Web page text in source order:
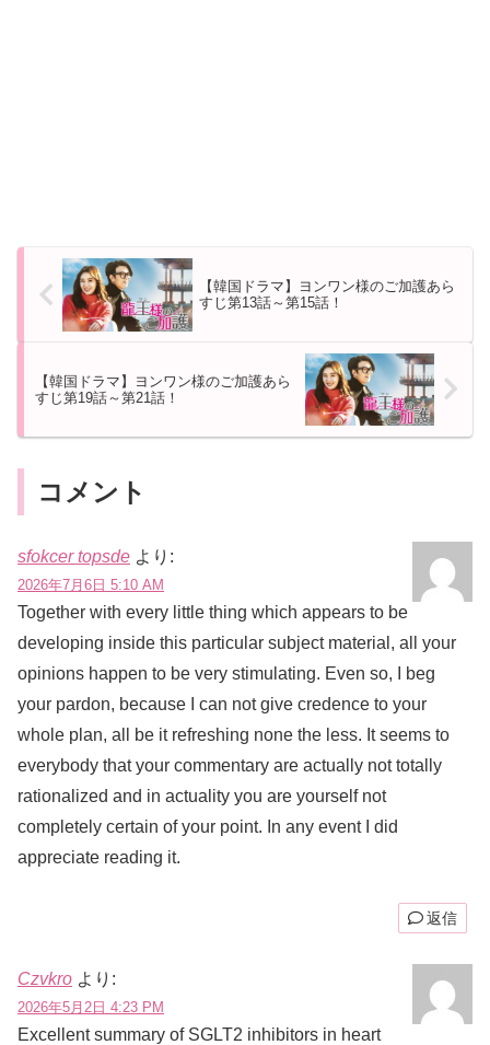
【韓国ドラマ】ヨンワン様のご加護あら
すじ第13話～第15話！
【韓国ドラマ】ヨンワン様のご加護あら
すじ第19話～第21話！
コメント
sfokcer topsde より:
2026年7月6日 5:10 AM
Together with every little thing which appears to be
developing inside this particular subject material, all your
opinions happen to be very stimulating. Even so, I beg
your pardon, because I can not give credence to your
whole plan, all be it refreshing none the less. It seems to
everybody that your commentary are actually not totally
rationalized and in actuality you are yourself not
completely certain of your point. In any event I did
appreciate reading it.
返信
Czvkro より:
2026年5月2日 4:23 PM
Excellent summary of SGLT2 inhibitors in heart